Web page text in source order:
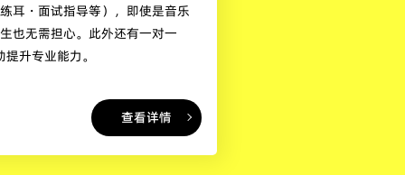
耳・面试指导等），即使是音乐
也无需担心。此外还有一对一
升专业能力。
查看详情